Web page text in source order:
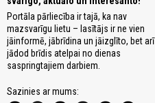
Portāla pārliecība ir tajā, ka nav
mazsvarīgu lietu – lasītājs ir ne vien
jāinformē, jābrīdina un jāizglīto, bet arī
jādod brīdis atelpai no dienas
saspringtajiem darbiem.
Sazinies ar mums: